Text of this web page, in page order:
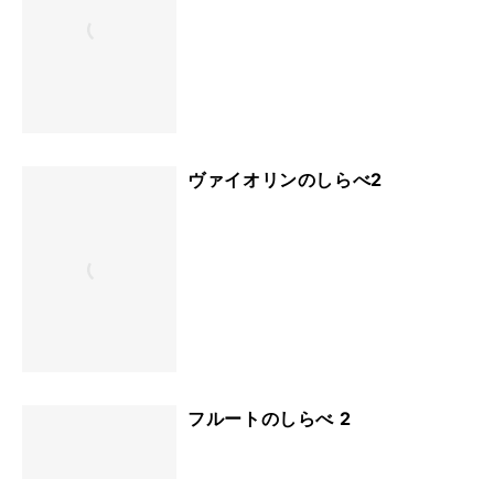
ヴァイオリンのしらべ2
フルートのしらべ 2